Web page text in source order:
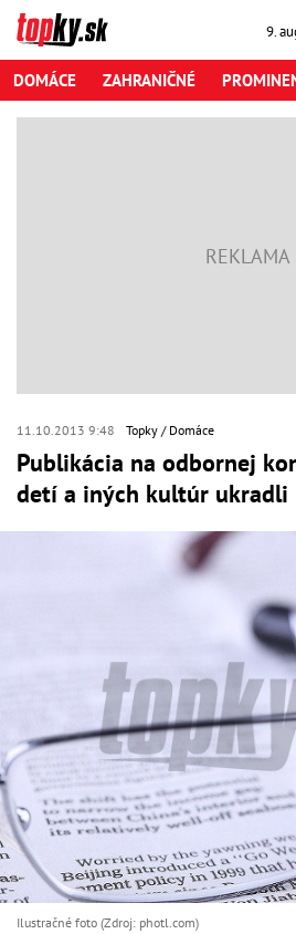
9.
DOMÁCE ZAHRANIČNÉ
11.10.2013 9:48 Topky Domáce
Publikácia na odbornej
detí a iných kultúr ukradli
Ilustračné foto (Zdroj: photl.com)